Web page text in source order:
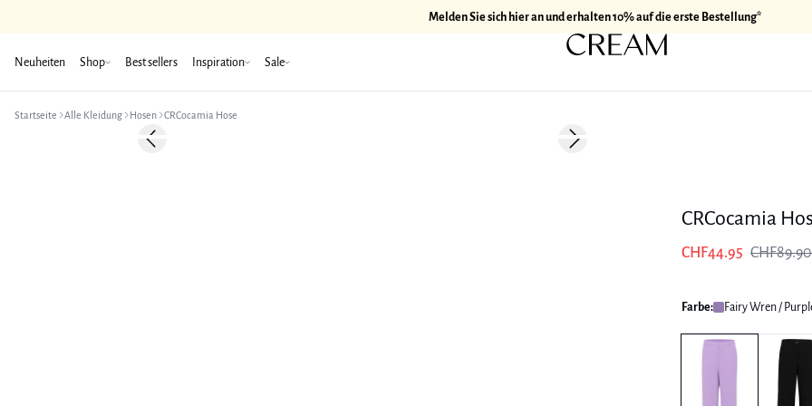
Melden Sie sich hier an und erhalten 10% auf die erste Bestellung*
Neuheiten Shop Best sellers Inspiration Sale
Startseite Alle Kleidung Hosen CRCocamia Hose
-50%Previous slide Next slide
CRCocamia
CHF44.95 CHF89.90
Farbe: Fairy Wren /